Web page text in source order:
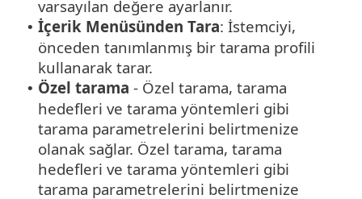
varsayılan değere ayarlanır.
• İçerik Menüsünden Tara: İstemciyi,
önceden tanımlanmış bir tarama profili
kullanarak tarar.
• Özel tarama - Özel tarama, tarama
hedefleri ve tarama yöntemleri gibi
tarama parametrelerini belirtmenize
olanak sağlar. Özel tarama, tarama
hedefleri ve tarama yöntemleri gibi
tarama parametrelerini belirtmenize